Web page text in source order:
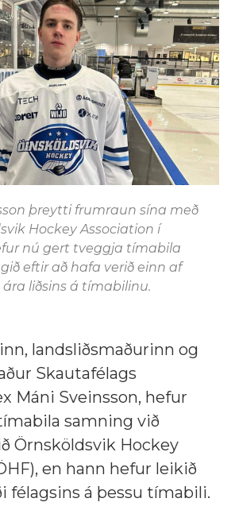
þreytti frumraun sína með
Hockey Association í
nú gert tveggja tímabila
eftir að hafa verið einn af
liðsins á tímabilinu.
landsliðsmaðurinn og
Skautafélags
Máni Sveinsson, hefur
samning við
Örnsköldsvik Hockey
en hann hefur leikið
félagsins á þessu tímabili.